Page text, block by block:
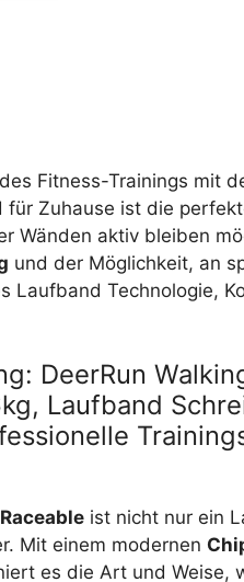
Fitness-Trainings mit
für Zuhause ist die
Wänden aktiv bleiben
und der Möglichkeit, an
Laufband Technologie,
DeerRun
Laufband
ist nicht nur ein
Mit einem modernen
es die Art und Weise,